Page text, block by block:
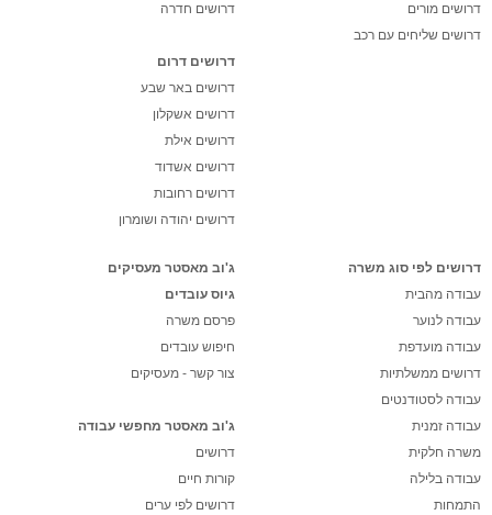
דרושים מורים
דרושים שליחים עם רכב
דרושים חדרה
דרושים דרום
דרושים באר שבע
דרושים אשקלון
דרושים אילת
דרושים אשדוד
דרושים רחובות
דרושים יהודה ושומרון
דרושים לפי סוג משרה
עבודה מהבית
עבודה לנוער
עבודה מועדפת
דרושים ממשלתיות
עבודה לסטודנטים
עבודה זמנית
משרה חלקית
עבודה בלילה
התמחות
ג'וב מאסטר מעסיקים
גיוס עובדים
פרסם משרה
חיפוש עובדים
צור קשר - מעסיקים
ג'וב מאסטר מחפשי עבודה
דרושים
קורות חיים
דרושים לפי ערים